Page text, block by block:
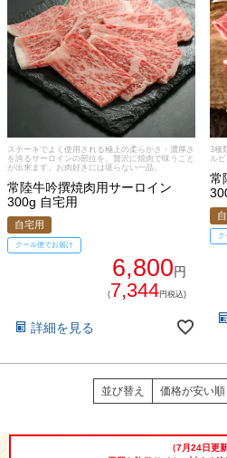
029-254-
受付：9:00～17:30(日
ステーキでよく使用される極上の柔らかさ・濃厚さ
を誇るサーロインの部位を、贅沢に焼肉で味うこと
が出来ます。お肉好きには堪らない一品。
常陸牛吟撰焼肉用サーロイン
300g 自宅用
自宅用
クール便でお届け
6,800円
(7,344円税込)
詳細を見る
3種
ル
常
ク
並び替え 価格が安い順
（7月24日更新